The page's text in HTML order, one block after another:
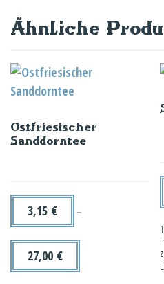
Ähnliche
Ostfriesischer
Sanddorntee
3,15 € –
27,00 €